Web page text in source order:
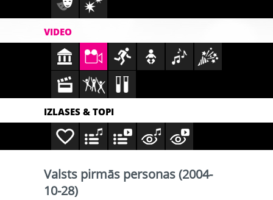
VIDEO
IZLASES & TOPI
Valsts pirmās personas (2004-
10-28)